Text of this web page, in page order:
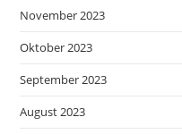
November 2023
Oktober 2023
September 2023
August 2023